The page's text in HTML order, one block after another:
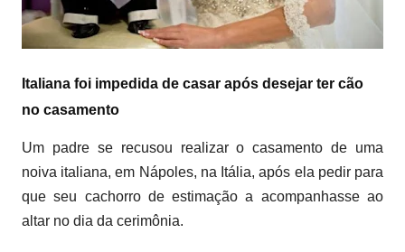
Italiana foi impedida de casar após desejar ter cão
no casamento
Um padre se recusou realizar o casamento de uma
noiva italiana, em Nápoles, na Itália, após ela pedir para
que seu cachorro de estimação a acompanhasse ao
altar no dia da cerimônia.